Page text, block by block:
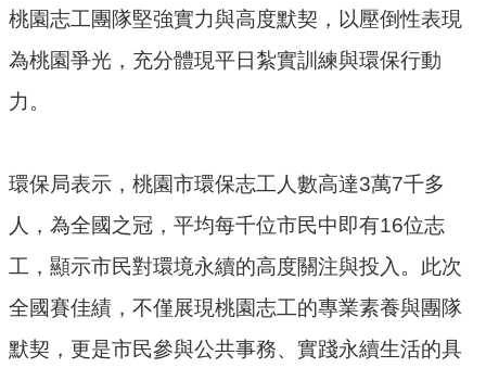
品
質
民
資
訊
公
開
所
桃園志工團隊堅強實力與高度默契，以壓倒性表現
為桃園爭光，充分體現平日紮實訓練與環保行動
力。
環保局表示，桃園市環保志工人數高達3萬7千多
人，為全國之冠，平均每千位市民中即有16位志
工，顯示市民對環境永續的高度關注與投入。此次
全國賽佳績，不僅展現桃園志工的專業素養與團隊
默契，更是市民參與公共事務、實踐永續生活的具